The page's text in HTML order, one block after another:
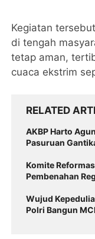
Kegiatan
di tengah
tetap aman,
cuaca ekstrim
RELATED
AKBP Harto
Pasuruan
Komite
Pembenahan
Wujud
Polri Bangun